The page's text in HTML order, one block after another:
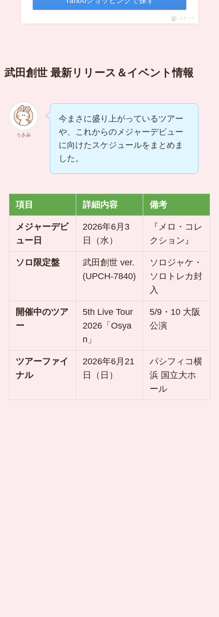
ポチップ
武田創世 最新リリース＆イベント情報
うさみ
今まさに盛り上がっているツアー
や、これからのメジャーデビュー
に向けたスケジュールをまとめま
した。
項目 詳細内容 備考
メジャーデビ
ュー日
2026年6月3
日（水）
『メロ・コレ
クション』
ソロ限定盤
武田創世 ver.
(UPCH-7840)
ソロジャケ・
ソロトレカ封
入
開催中のツア
ー
5th Live Tour
2026「Osya
n」
5/9・10 大阪
公演
ツアーファイ
ナル
2026年6月21
日（日）
パシフィコ横
浜 国立大ホ
ール